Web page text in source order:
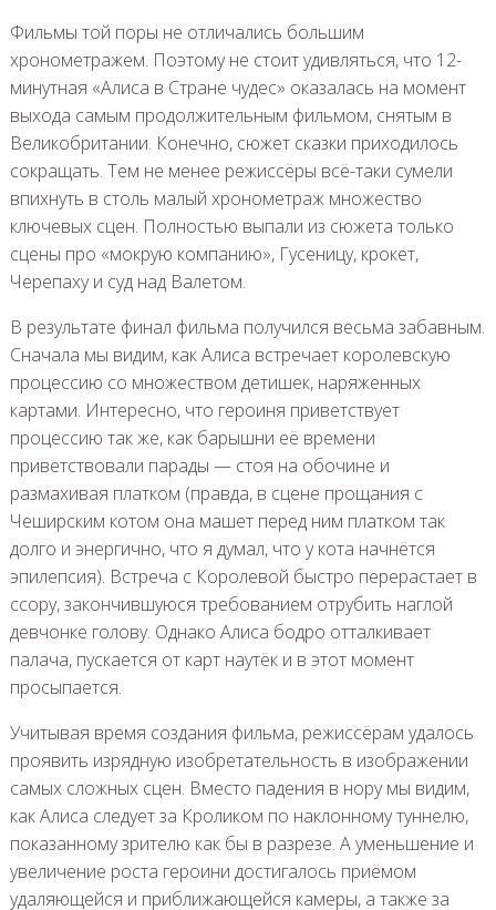
Фильмы той поры не отличались большим
хронометражем. Поэтому не стоит удивляться, что 12-
минутная «Алиса в Стране чудес» оказалась на момент
выхода самым продолжительным фильмом, снятым в
Великобритании. Конечно, сюжет сказки приходилось
сокращать. Тем не менее режиссёры всё-таки сумели
впихнуть в столь малый хронометраж множество
ключевых сцен. Полностью выпали из сюжета только
сцены про «мокрую компанию», Гусеницу, крокет,
Черепаху и суд над Валетом.
В результате финал фильма получился весьма забавным.
Сначала мы видим, как Алиса встречает королевскую
процессию со множеством детишек, наряженных
картами. Интересно, что героиня приветствует
процессию так же, как барышни её времени
приветствовали парады — стоя на обочине и
размахивая платком (правда, в сцене прощания с
Чеширским котом она машет перед ним платком так
долго и энергично, что я думал, что у кота начнётся
эпилепсия). Встреча с Королевой быстро перерастает в
ссору, закончившуюся требованием отрубить наглой
девчонке голову. Однако Алиса бодро отталкивает
палача, пускается от карт наутёк и в этот момент
просыпается.
Учитывая время создания фильма, режиссёрам удалось
проявить изрядную изобретательность в изображении
самых сложных сцен. Вместо падения в нору мы видим,
как Алиса следует за Кроликом по наклонному туннелю,
показанному зрителю как бы в разрезе. А уменьшение и
увеличение роста героини достигалось приёмом
удаляющейся и приближающейся камеры, а также за